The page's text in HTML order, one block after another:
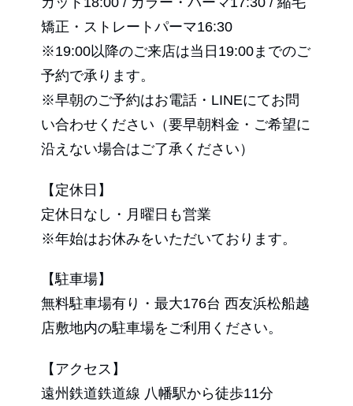
矯正・ストレートパーマ16:30
※19:00以降のご来店は当日19:00までのご
予約で承ります。
※早朝のご予約はお電話・LINEにてお問
い合わせください（要早朝料金・ご希望に
沿えない場合はご了承ください）
【定休日】
定休日なし・月曜日も営業
※年始はお休みをいただいております。
【駐車場】
無料駐車場有り・最大176台 西友浜松船越
店敷地内の駐車場をご利用ください。
【アクセス】
遠州鉄道鉄道線 八幡駅から徒歩11分